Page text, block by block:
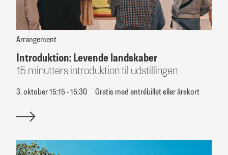
Arrangement
Introduktion: Levende landskaber
15 minutters introduktion til udstillingen
3. oktober 15:15 - 15:30 Gratis med entrébillet eller årskort